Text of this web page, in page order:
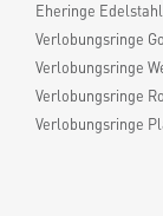
Eheringe Edelstahl
Verlobungsringe
Verlobungsringe
Verlobungsringe
Verlobungsringe